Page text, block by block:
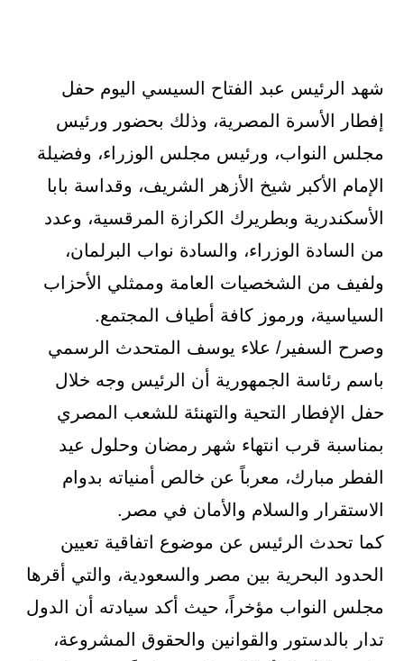
شهد الرئيس عبد الفتاح السيسي اليوم حفل
إفطار الأسرة المصرية، وذلك بحضور ورئيس
مجلس النواب، ورئيس مجلس الوزراء، وفضيلة
الإمام الأكبر شيخ الأزهر الشريف، وقداسة بابا
الأسكندرية وبطريرك الكرازة المرقسية، وعدد
من السادة الوزراء، والسادة نواب البرلمان،
ولفيف من الشخصيات العامة وممثلي الأحزاب
السياسية، ورموز كافة أطياف المجتمع.
وصرح السفير/ علاء يوسف المتحدث الرسمي
باسم رئاسة الجمهورية أن الرئيس وجه خلال
حفل الإفطار التحية والتهنئة للشعب المصري
بمناسبة قرب انتهاء شهر رمضان وحلول عيد
الفطر مبارك، معرباً عن خالص أمنياته بدوام
الاستقرار والسلام والأمان في مصر.
كما تحدث الرئيس عن موضوع اتفاقية تعيين
الحدود البحرية بين مصر والسعودية، والتي أقرها
مجلس النواب مؤخراً، حيث أكد سيادته أن الدول
تدار بالدستور والقوانين والحقوق المشروعة،